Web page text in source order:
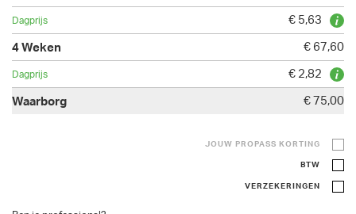
€ 5,63
€ 67,60
€ 2,82
€ 75,00
JOUW PROPASS KORTING
BTW
VERZEKERINGEN